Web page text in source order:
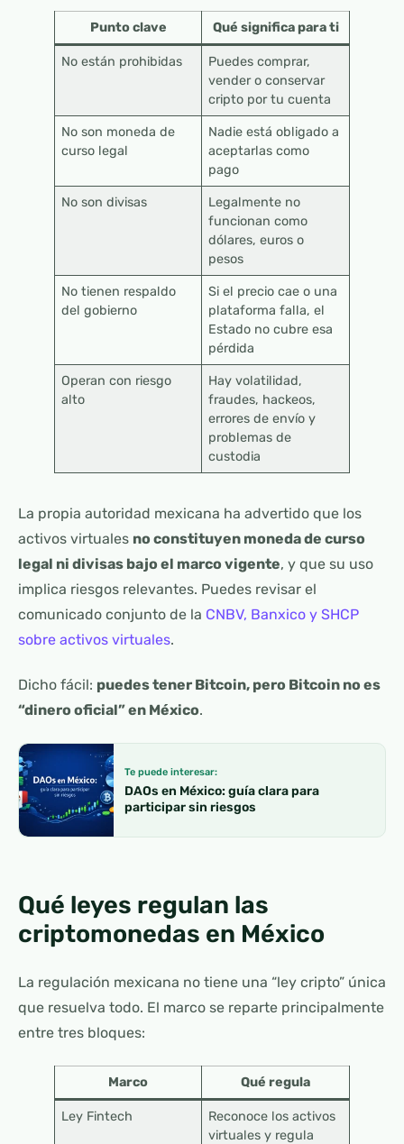
Punto clave Qué significa para ti
No están prohibidas
Puedes comprar,
vender o conservar
cripto por tu cuenta
No son moneda de
curso legal
Nadie está obligado a
aceptarlas como
pago
No son divisas
Legalmente no
funcionan como
dólares, euros o
pesos
No tienen respaldo
del gobierno
Si el precio cae o una
plataforma falla, el
Estado no cubre esa
pérdida
Operan con riesgo
alto
Hay volatilidad,
fraudes, hackeos,
errores de envío y
problemas de
custodia
La propia autoridad mexicana ha advertido que los
activos virtuales no constituyen moneda de curso
legal ni divisas bajo el marco vigente, y que su uso
implica riesgos relevantes. Puedes revisar el
comunicado conjunto de la CNBV, Banxico y SHCP
sobre activos virtuales.
Dicho fácil: puedes tener Bitcoin, pero Bitcoin no es
“dinero oficial” en México.
Te puede interesar:
DAOs en México: guía clara para
participar sin riesgos
Qué leyes regulan las
criptomonedas en México
La regulación mexicana no tiene una “ley cripto” única
que resuelva todo. El marco se reparte principalmente
entre tres bloques:
Marco Qué regula
Ley Fintech
Reconoce los activos
virtuales y regula